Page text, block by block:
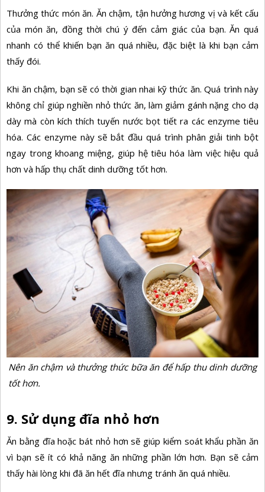
Thưởng thức món ăn. Ăn chậm, tận hưởng hương vị và kết cấu
của món ăn, đồng thời chú ý đến cảm giác của bạn. Ăn quá
nhanh có thể khiến bạn ăn quá nhiều, đặc biệt là khi bạn cảm
thấy đói.
Khi ăn chậm, bạn sẽ có thời gian nhai kỹ thức ăn. Quá trình này
không chỉ giúp nghiền nhỏ thức ăn, làm giảm gánh nặng cho dạ
dày mà còn kích thích tuyến nước bọt tiết ra các enzyme tiêu
hóa. Các enzyme này sẽ bắt đầu quá trình phân giải tinh bột
ngay trong khoang miệng, giúp hệ tiêu hóa làm việc hiệu quả
hơn và hấp thụ chất dinh dưỡng tốt hơn.
Nên ăn chậm và thưởng thức bữa ăn để hấp thu dinh dưỡng
tốt hơn.
9. Sử dụng đĩa nhỏ hơn
Ăn bằng đĩa hoặc bát nhỏ hơn sẽ giúp kiểm soát khẩu phần ăn
vì bạn sẽ ít có khả năng ăn những phần lớn hơn. Bạn sẽ cảm
thấy hài lòng khi đã ăn hết đĩa nhưng tránh ăn quá nhiều.